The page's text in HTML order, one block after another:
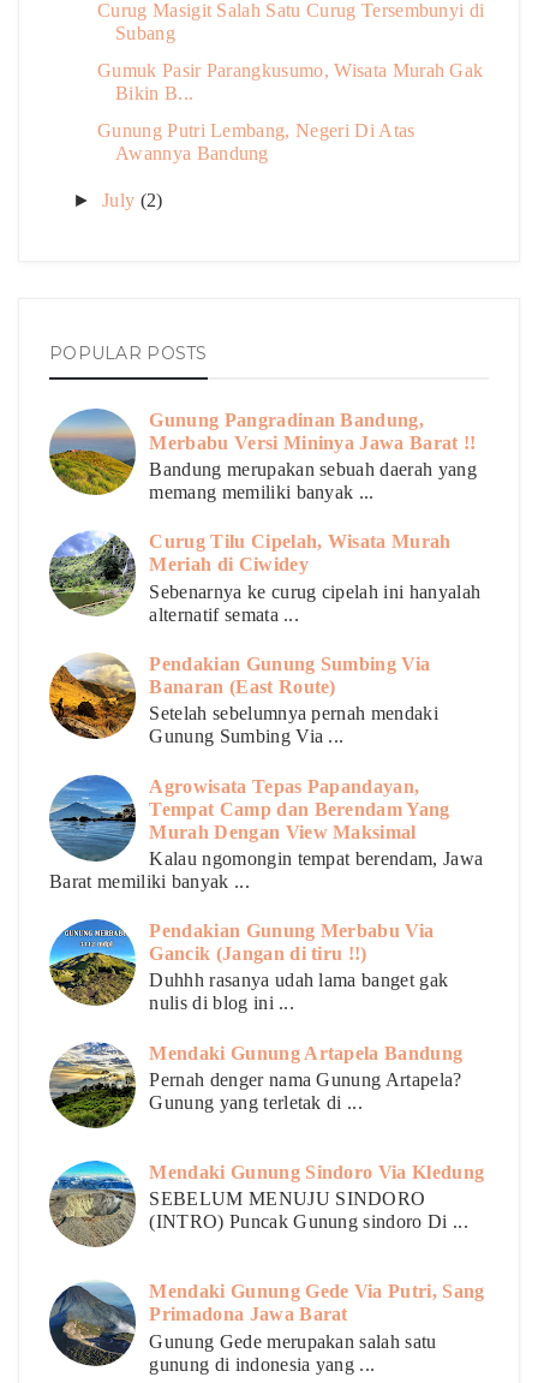
Curug Masigit Salah Satu Curug Tersembunyi di
Subang
Gumuk Pasir Parangkusumo, Wisata Murah Gak
Bikin B...
Gunung Putri Lembang, Negeri Di Atas
Awannya Bandung
►July (2)
POPULAR POSTS
Gunung Pangradinan Bandung,
Merbabu Versi Mininya Jawa Barat !!
Bandung merupakan sebuah daerah yang
memang memiliki banyak ...
Curug Tilu Cipelah, Wisata Murah
Meriah di Ciwidey
Sebenarnya ke curug cipelah ini hanyalah
alternatif semata ...
Pendakian Gunung Sumbing Via
Banaran (East Route)
Setelah sebelumnya pernah mendaki
Gunung Sumbing Via ...
Agrowisata Tepas Papandayan,
Tempat Camp dan Berendam Yang
Murah Dengan View Maksimal
Kalau ngomongin tempat berendam, Jawa
Barat memiliki banyak ...
Pendakian Gunung Merbabu Via
Gancik (Jangan di tiru !!)
Duhhh rasanya udah lama banget gak
nulis di blog ini ...
Mendaki Gunung Artapela Bandung
Pernah denger nama Gunung Artapela?
Gunung yang terletak di ...
Mendaki Gunung Sindoro Via Kledung
SEBELUM MENUJU SINDORO
(INTRO) Puncak Gunung sindoro Di ...
Mendaki Gunung Gede Via Putri, Sang
Primadona Jawa Barat
Gunung Gede merupakan salah satu
gunung di indonesia yang ...